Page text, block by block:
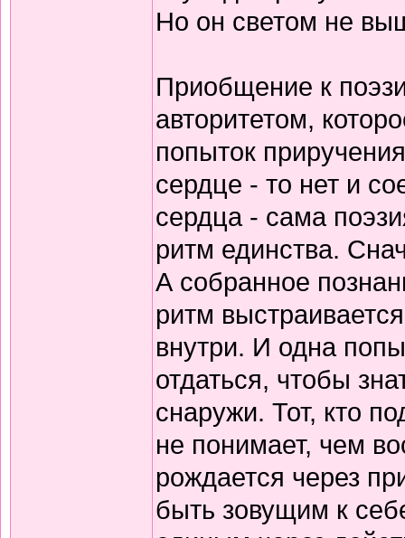
Но он светом не
Приобщение к
авторитетом,
попыток
сердце - то нет и
сердца - сама
ритм единства.
А собранное
ритм
внутри. И одна
отдаться, чтобы
снаружи. Тот, кто
не понимает, чем
рождается через
быть зовущим к